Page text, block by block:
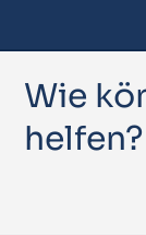
Wie
helfen?